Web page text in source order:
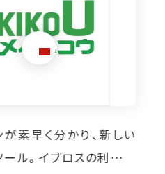
企業が、新たな業界へ
向上と効率的な販促